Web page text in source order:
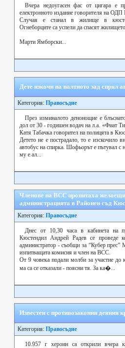
Вчера недоугасен фас от цигара е
електронното издание говорителя на
Случая е станал в жилище в
Огнеборците са успели да спасят
Марти Ямборски...
Дете изкочи на палтното зад спрял
Категория: Правосъдие
През изминалото денонощие е
дол от 30 - годишен водач на л.а. «Фиат
Катя Табачка говорител на полицята в
Детето не е пострадало, то е изскочило
автобус на спирка. Шофьорът е пътувал с
му е ал...
Членове на ВСС пропитаха
администрацията в Районен съд
Категория: Правосъдие
Днес от 10,30 часа в кабинета на
Кюстендил Андрей Радев се проведе
администратор - съобщи за “Кубер прес”
изпитващата комисия и член на ВСС.
От 9 човека подали молби за участие до
ма са се отказали - поясни тя. За ка�...
Известен с противозаконни деяния
Категория: Правосъдие
10.957 г хероин са открили вчера